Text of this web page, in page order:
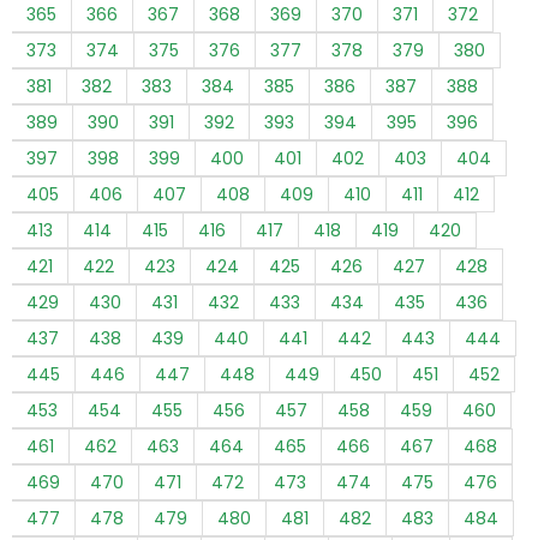
365
366 367 368 369 370 371
372
373
374 375 376 377 378 379
380
381
382 383 384 385 386 387
388
389
390 391 392 393 394 395
396
397
398 399 400 401 402 403
404
405
406 407 408 409 410 411
412
413
414 415 416 417 418 419
420
421
422 423 424 425 426 427
428
429
430 431 432 433 434 435
436
437
438 439 440 441 442 443
444
445
446 447 448 449 450 451
452
453
454 455 456 457 458 459
460
461
462 463 464 465 466 467
468
469
470 471 472 473 474 475
476
477
478 479 480 481 482 483
484